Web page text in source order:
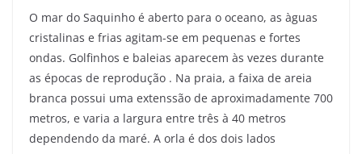
O mar do Saquinho é aberto para o oceano, as àguas
cristalinas e frias agitam-se em pequenas e fortes
ondas. Golfinhos e baleias aparecem às vezes durante
as épocas de reprodução . Na praia, a faixa de areia
branca possui uma extenssão de aproximadamente 700
metros, e varia a largura entre três à 40 metros
dependendo da maré. A orla é dos dois lados